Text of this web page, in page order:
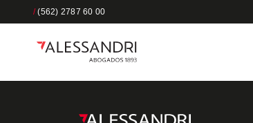
/(562) 2787 60 00